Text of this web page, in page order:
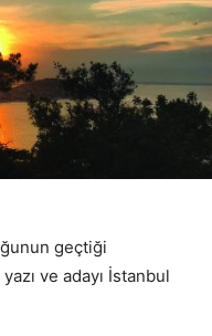
geçtiği
ve adayı İstanbul